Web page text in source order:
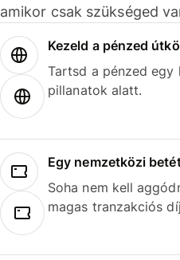
amikor csak szükséged
Kezeld a pénzed
Tartsd a pénzed egy
pillanatok alatt.
Egy nemzetközi
Soha nem kell
magas tranzakciós